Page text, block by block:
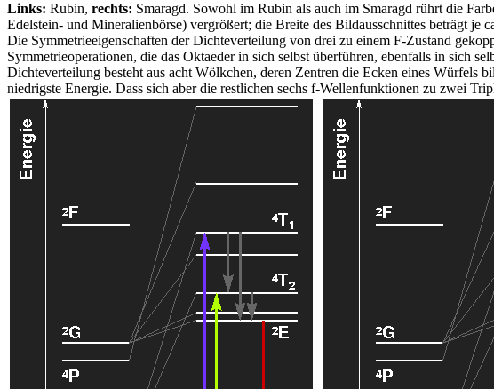
Links: Rubin, rechts: Smaragd. Sowohl im Rubin als auch im Smaragd rührt die
Edelstein- und Mineralienbörse) vergrößert; die Breite des Bildausschnittes beträgt je
Die Symmetrieeigenschaften der Dichteverteilung von drei zu einem F-Zustand
Symmetrieoperationen, die das Oktaeder in sich selbst überführen, ebenfalls in sich
Dichteverteilung besteht aus acht Wölkchen, deren Zentren die Ecken eines Würfels
niedrigste Energie. Dass sich aber die restlichen sechs f-Wellenfunktionen zu zwei